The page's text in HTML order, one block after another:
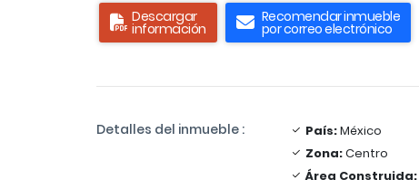
Descargar
información
Recomendar inmueble
por correo electrónico
Detalles del inmueble : País:México
Zona:Centro
Área Construida: